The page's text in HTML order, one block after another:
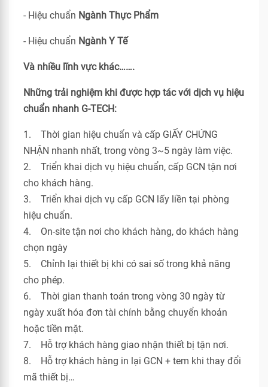
- Hiệu chuẩn Ngành Thực Phẩm
- Hiệu chuẩn Ngành Y Tế
Và nhiều lĩnh vực khác…….
Những trải nghiệm khi được hợp tác với dịch vụ hiệu
chuẩn nhanh G-TECH:
1. Thời gian hiệu chuẩn và cấp GIẤY CHỨNG
NHẬN nhanh nhất, trong vòng 3~5 ngày làm việc.
2. Triển khai dịch vụ hiệu chuẩn, cấp GCN tận nơi
cho khách hàng.
3. Triển khai dịch vụ cấp GCN lấy liền tại phòng
hiệu chuẩn.
4. On-site tận nơi cho khách hàng, do khách hàng
chọn ngày
5. Chỉnh lại thiết bị khi có sai số trong khả năng
cho phép.
6. Thời gian thanh toán trong vòng 30 ngày từ
ngày xuất hóa đơn tài chính bằng chuyển khoản
hoặc tiền mặt.
7. Hỗ trợ khách hàng giao nhận thiết bị tận nơi.
8. Hỗ trợ khách hàng in lại GCN + tem khi thay đổi
mã thiết bị…